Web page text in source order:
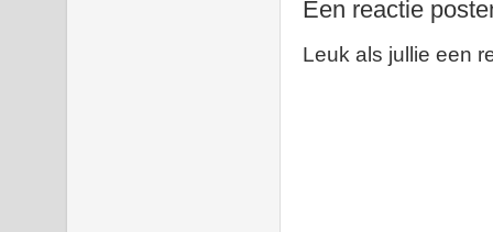
Een reactie
Leuk als jullie een